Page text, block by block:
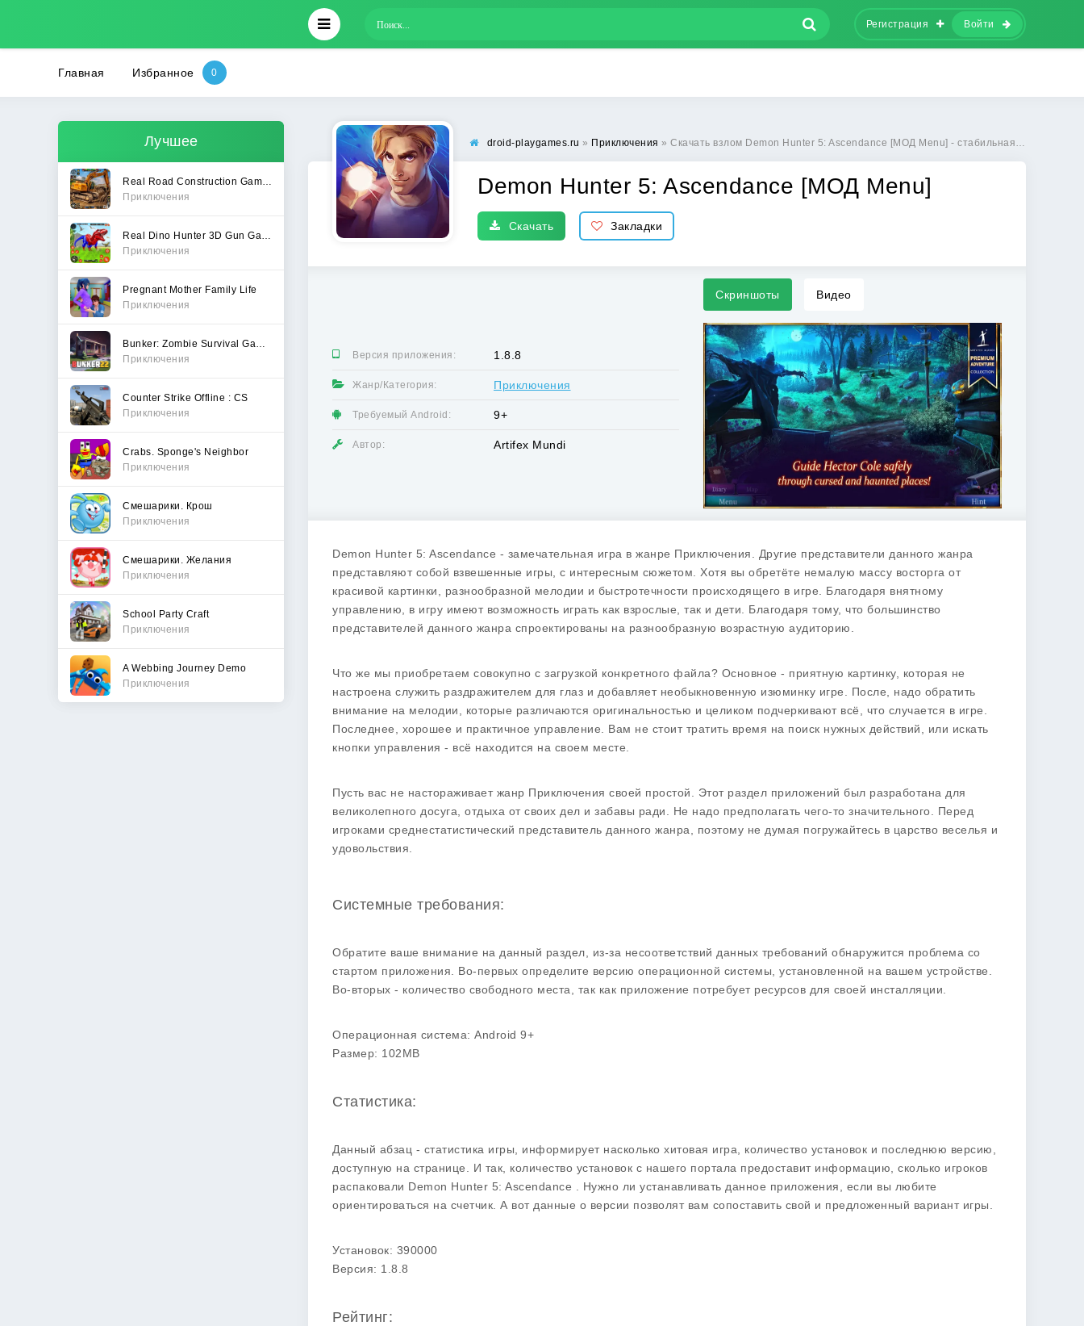
Регистрация Войти
Главная Избранное
Лучшее
Приключения
Приключения
Pregnant Mother Family Life
Приключения
Приключения
Counter Strike Offline : CS
Приключения
Crabs. Sponge's Neighbor
Приключения
Смешарики. Крош
Приключения
Смешарики. Желания
Приключения
School Party Craft
Приключения
A Webbing Journey Demo
Приключения
droid-playgames.ru » Приключения » Скачать взлом Demon Hunter 5: Ascendance [МОД Menu] - стабильная версия apk на Андроид
Demon Hunter 5: Ascendance [МОД Menu]
Скачать Закладки
Версия приложения: 1.8.8
Жанр/Категория: Приключения
Требуемый Android: 9+
Автор: Artifex Mundi
Скриншоты Видео
Demon Hunter 5: Ascendance - замечательная игра в жанре Приключения. Другие представители данного жанра
представляют собой взвешенные игры, с интересным сюжетом. Хотя вы обретёте немалую массу восторга от
красивой картинки, разнообразной мелодии и быстротечности происходящего в игре. Благодаря внятному
управлению, в игру имеют возможность играть как взрослые, так и дети. Благодаря тому, что большинство
представителей данного жанра спроектированы на разнообразную возрастную аудиторию.
Что же мы приобретаем совокупно с загрузкой конкретного файла? Основное - приятную картинку, которая не
настроена служить раздражителем для глаз и добавляет необыкновенную изюминку игре. После, надо обратить
внимание на мелодии, которые различаются оригинальностью и целиком подчеркивают всё, что случается в игре.
Последнее, хорошее и практичное управление. Вам не стоит тратить время на поиск нужных действий, или искать
кнопки управления - всё находится на своем месте.
Пусть вас не настораживает жанр Приключения своей простой. Этот раздел приложений был разработана для
великолепного досуга, отдыха от своих дел и забавы ради. Не надо предполагать чего-то значительного. Перед
игроками среднестатистический представитель данного жанра, поэтому не думая погружайтесь в царство веселья и
удовольствия.
Системные требования:
Обратите ваше внимание на данный раздел, из-за несоответствий данных требований обнаружится проблема со
стартом приложения. Во-первых определите версию операционной системы, установленной на вашем устройстве.
Во-вторых - количество свободного места, так как приложение потребует ресурсов для своей инсталляции.
Операционная система: Android 9+
Размер: 102MB
Статистика:
Данный абзац - статистика игры, информирует насколько хитовая игра, количество установок и последнюю версию,
доступную на странице. И так, количество установок с нашего портала предоставит информацию, сколько игроков
распаковали Demon Hunter 5: Ascendance . Нужно ли устанавливать данное приложения, если вы любите
ориентироваться на счетчик. А вот данные о версии позволят вам сопоставить свой и предложенный вариант игры.
Установок: 390000
Версия: 1.8.8
Рейтинг: